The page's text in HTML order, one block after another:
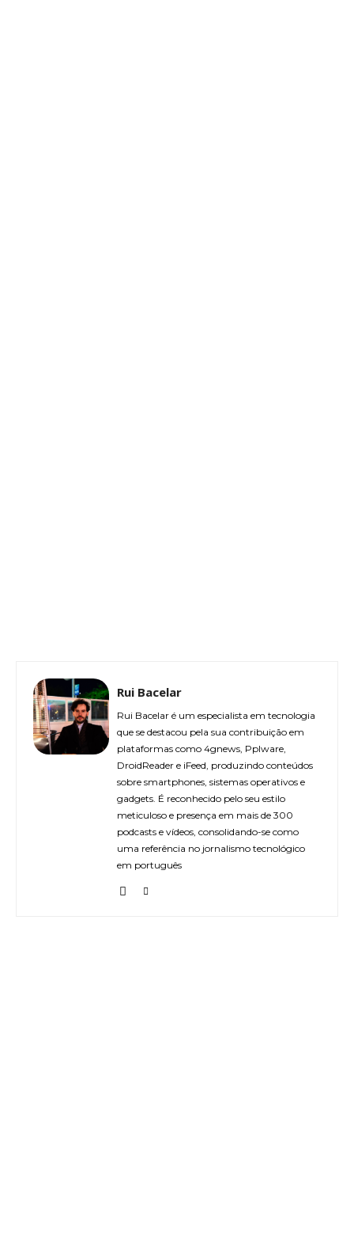
Rui Bacelar
Rui Bacelar é um especialista em tecnologia
que se destacou pela sua contribuição em
plataformas como 4gnews, Pplware,
DroidReader e iFeed, produzindo conteúdos
sobre smartphones, sistemas operativos e
gadgets. É reconhecido pelo seu estilo
meticuloso e presença em mais de 300
podcasts e vídeos, consolidando-se como
uma referência no jornalismo tecnológico
em português